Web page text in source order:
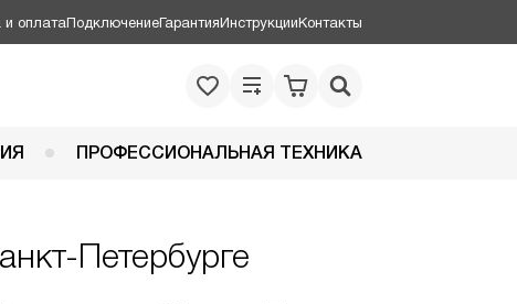
и оплатаПодключениеГарантияИнструкцииКонтакты
ПРОФЕССИОНАЛЬНАЯ ТЕХНИКА
Петербурге